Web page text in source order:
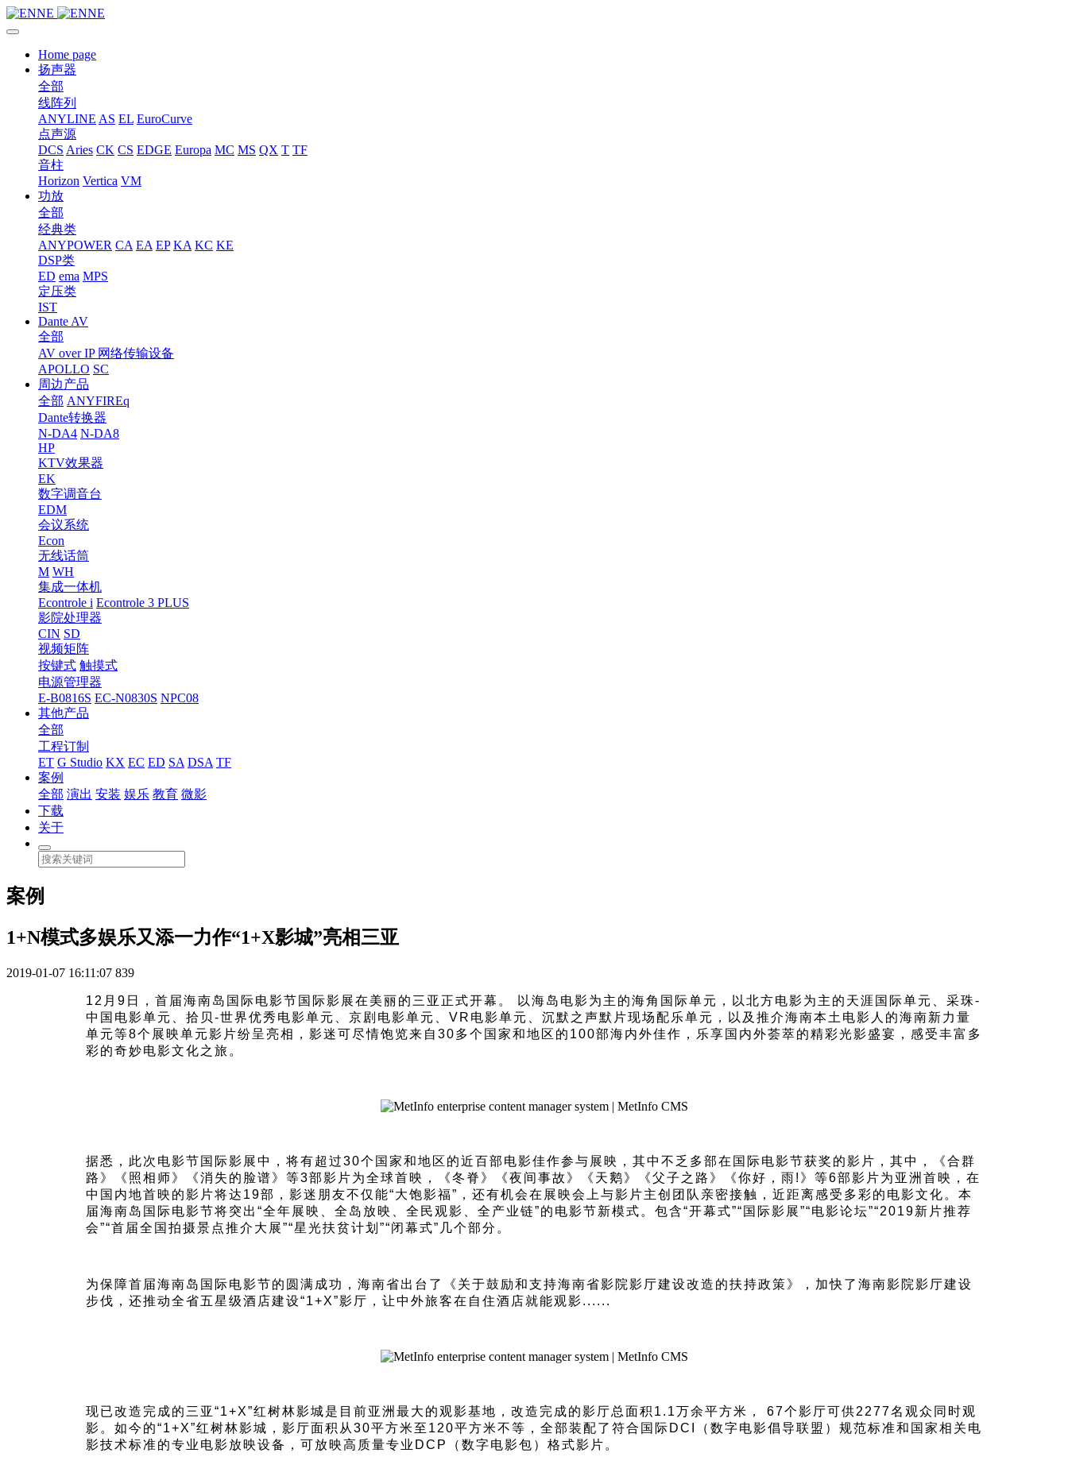
Home page
扬声器
全部
线阵列
ANYLINE AS EL EuroCurve
点声源
DCS Aries CK CS EDGE Europa MC MS QX T TF
音柱
Horizon Vertica VM
功放
全部
经典类
ANYPOWER CA EA EP KA KC KE
DSP类
ED ema MPS
定压类
IST
Dante AV
全部
AV over IP 网络传输设备
APOLLO SC
周边产品
全部 ANYFIREq
Dante转换器
N-DA4 N-DA8
HP
KTV效果器
EK
数字调音台
EDM
会议系统
Econ
无线话筒
M WH
集成一体机
Econtrole i Econtrole 3 PLUS
影院处理器
CIN SD
视频矩阵
按键式 触摸式
电源管理器
E-B0816S EC-N0830S NPC08
其他产品
全部
工程订制
ET G Studio KX EC ED SA DSA TF
案例
全部 演出 安装 娱乐 教育 微影
下载
关于
案例
1+N模式多娱乐又添一力作“1+X影城”亮相三亚
2019-01-07 16:11:07 839
12月9日，首届海南岛国际电影节国际影展在美丽的三亚正式开幕。 以海岛电影为主的海角国际单元，以北方电影为主的天涯国际单元、采珠-
中国电影单元、拾贝-世界优秀电影单元、京剧电影单元、VR电影单元、沉默之声默片现场配乐单元，以及推介海南本土电影人的海南新力量
单元等8个展映单元影片纷呈亮相，影迷可尽情饱览来自30多个国家和地区的100部海内外佳作，乐享国内外荟萃的精彩光影盛宴，感受丰富多
彩的奇妙电影文化之旅。
据悉，此次电影节国际影展中，将有超过30个国家和地区的近百部电影佳作参与展映，其中不乏多部在国际电影节获奖的影片，其中，《合群
路》《照相师》《消失的脸谱》等3部影片为全球首映，《冬脊》《夜间事故》《天鹅》《父子之路》《你好，雨!》等6部影片为亚洲首映，在
中国内地首映的影片将达19部，影迷朋友不仅能“大饱影福”，还有机会在展映会上与影片主创团队亲密接触，近距离感受多彩的电影文化。本
届海南岛国际电影节将突出“全年展映、全岛放映、全民观影、全产业链”的电影节新模式。包含“开幕式”“国际影展”“电影论坛”“2019新片推荐
会”“首届全国拍摄景点推介大展”“星光扶贫计划”“闭幕式”几个部分。
为保障首届海南岛国际电影节的圆满成功，海南省出台了《关于鼓励和支持海南省影院影厅建设改造的扶持政策》，加快了海南影院影厅建设
步伐，还推动全省五星级酒店建设“1+X”影厅，让中外旅客在自住酒店就能观影......
现已改造完成的三亚“1+X”红树林影城是目前亚洲最大的观影基地，改造完成的影厅总面积1.1万余平方米， 67个影厅可供2277名观众同时观
影。如今的“1+X”红树林影城，影厅面积从30平方米至120平方米不等，全部装配了符合国际DCI（数字电影倡导联盟）规范标准和国家相关电
影技术标准的专业电影放映设备，可放映高质量专业DCP（数字电影包）格式影片。